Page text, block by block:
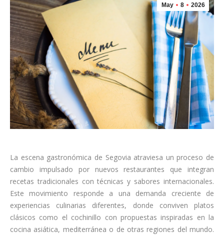
May 8 2026
La escena gastronómica de Segovia atraviesa un proceso de
cambio impulsado por nuevos restaurantes que integran
recetas tradicionales con técnicas y sabores internacionales.
Este movimiento responde a una demanda creciente de
experiencias culinarias diferentes, donde conviven platos
clásicos como el cochinillo con propuestas inspiradas en la
cocina asiática, mediterránea o de otras regiones del mundo.